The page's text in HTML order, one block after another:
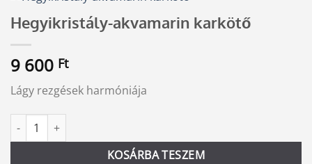
Hegyikristály-akvamarin karkötő
9 600 Ft
Lágy rezgések harmóniája
Hegyikristály-akvamarin karkötő mennyiség
KOSÁRBA TESZEM
Alternative: